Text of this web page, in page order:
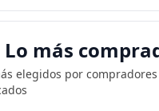
Lo más
elegidos por compradores